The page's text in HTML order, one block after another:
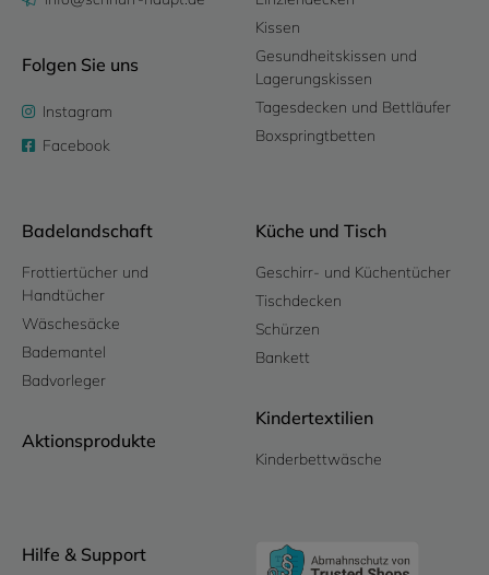
Folgen Sie uns
Instagram
Facebook
Kissen
Gesundheitskissen und
Lagerungskissen
Tagesdecken und Bettläufer
Boxspringtbetten
Badelandschaft
Frottiertücher und
Handtücher
Wäschesäcke
Bademantel
Badvorleger
Aktionsprodukte
Küche und Tisch
Geschirr- und Küchentücher
Tischdecken
Schürzen
Bankett
Kindertextilien
Kinderbettwäsche
Hilfe & Support